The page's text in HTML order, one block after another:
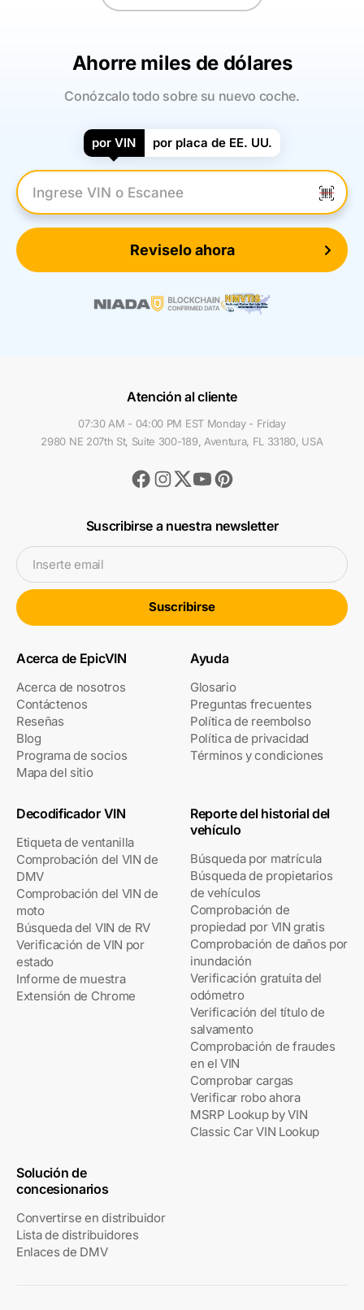
Ahorre miles de dólares
Conózcalo todo sobre su nuevo coche.
por VIN por placa de EE. UU.
Introduzca el VIN
Reviselo ahora
Atención al cliente
07:30 AM - 04:00 PM EST Monday - Friday
2980 NE 207th St, Suite 300-189, Aventura, FL 33180, USA
Facebook
Instagram
TwitterYoutubePinterest
Suscribirse a nuestra newsletter
Inserte email
Suscribirse
Acerca de EpicVIN
Acerca de nosotros
Contáctenos
Reseñas
Blog
Programa de socios
Mapa del sitio
Ayuda
Glosario
Preguntas frecuentes
Política de reembolso
Política de privacidad
Términos y condiciones
Decodificador VIN
Etiqueta de ventanilla
Comprobación del VIN de
DMV
Comprobación del VIN de
moto
Búsqueda del VIN de RV
Verificación de VIN por
estado
Informe de muestra
Extensión de Chrome
Reporte del historial del
vehículo
Búsqueda por matrícula
Búsqueda de propietarios
de vehículos
Comprobación de
propiedad por VIN gratis
Comprobación de daños por
inundación
Verificación gratuita del
odómetro
Verificación del título de
salvamento
Comprobación de fraudes
en el VIN
Comprobar cargas
Verificar robo ahora
MSRP Lookup by VIN
Classic Car VIN Lookup
Solución de
concesionarios
Convertirse en distribuidor
Lista de distribuidores
Enlaces de DMV